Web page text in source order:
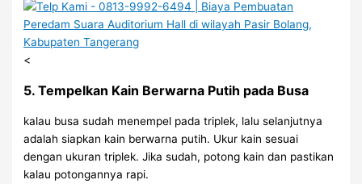
<
5. Tempelkan Kain Berwarna Putih pada Busa
kalau busa sudah menempel pada triplek, lalu selanjutnya
adalah siapkan kain berwarna putih. Ukur kain sesuai
dengan ukuran triplek. Jika sudah, potong kain dan pastikan
kalau potongannya rapi.